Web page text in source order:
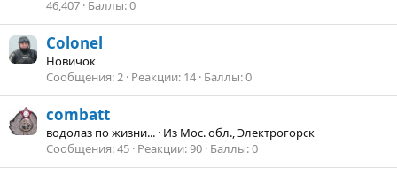
46,407 Баллы 0
Colonel
Новичок
Сообщения 2 Реакции 14 Баллы 0
combatt
водолаз по жизни... · Из Мос. обл., Электрогорск
Сообщения 45 Реакции 90 Баллы 0